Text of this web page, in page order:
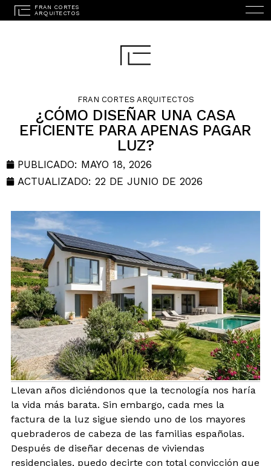
ESTUDIO
PROYECTOS
SERVICIOS
BLOG
CONTACTO
INTERIORISMO
TIENDA
ESPAÑOL
FRAN CORTES ARQUITECTOS
¿CÓMO DISEÑAR UNA CASA
EFICIENTE PARA APENAS PAGAR
LUZ?
PUBLICADO: MAYO 18, 2026
ACTUALIZADO: 22 DE JUNIO DE 2026
Llevan años diciéndonos que la tecnología nos haría
la vida más barata. Sin embargo, cada mes la
factura de la luz sigue siendo uno de los mayores
quebraderos de cabeza de las familias españolas.
Después de diseñar decenas de viviendas
residenciales, puedo decirte con total convicción que